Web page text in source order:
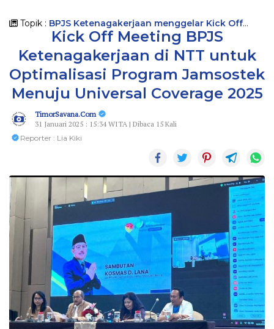
Topik : BPJS Ketenagakerjaan menggelar Kick Off
Kick Off Meeting BPJS
Ketenagakerjaan di NTT untuk
Optimalisasi Program Jamsostek
Menuju Universal Coverage 2025
TimorSavana.Com
31 Januari 2025 : 15:34 WITA | Dibaca 15 Kali
Reporter : Lia Kiki